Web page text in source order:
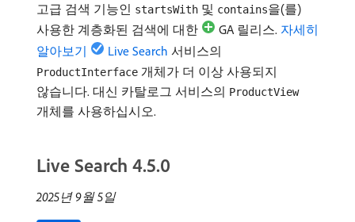
고급 검색 기능인 startsWith 및 contains을(를)
사용한 계층화된 검색에 대한
GA 릴리스. 자세히
알아보기
Live Search 서비스의
ProductInterface 개체가 더 이상 사용되지
않습니다. 대신 카탈로그 서비스의 ProductView
개체를 사용하십시오.
Live Search 4.5.0
2025년 9월 5일